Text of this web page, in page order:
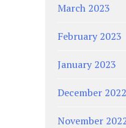
March 2023
February 2023
January 2023
December 2022
November